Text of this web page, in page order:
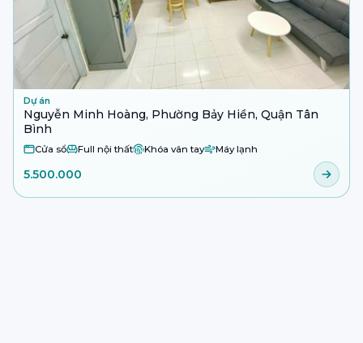
Dự án
Nguyễn Minh Hoàng, Phường Bảy Hiền, Quận Tân
Bình
Cửa sổ Full nội thất Khóa vân tay Máy lạnh
5.500.000